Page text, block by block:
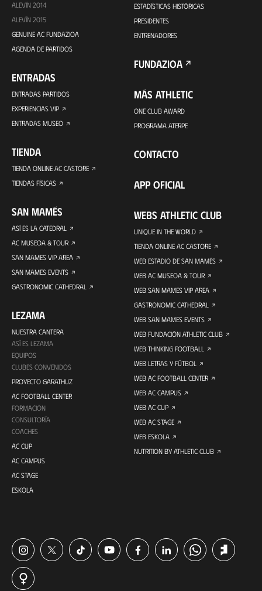
ALEVÍN 2014
ALEVÍN 2015
GENUINE AC FUNDAZIOA
AGENDA DE PARTIDOS
ENTRADAS
ENTRADAS PARTIDOS
EXPERIENCIAS VIP
ENTRADAS MUSEO
TIENDA
TIENDA ONLINE AC CASTORE
TIENDAS FÍSICAS
SAN MAMÉS
ASÍ ES LA CATEDRAL
AC MUSEOA & TOUR
SAN MAMES VIP AREA
SAN MAMES EVENTS
GASTRONOMIC CATHEDRAL
LEZAMA
NUESTRA CANTERA
ASÍ ES LEZAMA
EQUIPOS
CLUBES CONVENIDOS
PROYECTO GARATHUZ
AC FOOTBALL CENTER
FORMACIÓN
CONSULTORÍA
COACHES
AC CUP
AC CAMPUS
AC STAGE
ESKOLA
ESTADÍSTICAS HISTÓRICAS
PRESIDENTES
ENTRENADORES
FUNDAZIOA
MÁS ATHLETIC
ONE CLUB AWARD
PROGRAMA ATERPE
CONTACTO
APP OFICIAL
WEBS ATHLETIC CLUB
UNIQUE IN THE WORLD
TIENDA ONLINE AC CASTORE
WEB ESTADIO DE SAN MAMÉS
WEB AC MUSEOA & TOUR
WEB SAN MAMES VIP AREA
GASTRONOMIC CATHEDRAL
WEB SAN MAMES EVENTS
WEB FUNDACIÓN ATHLETIC CLUB
WEB THINKING FOOTBALL
WEB LETRAS Y FÚTBOL
WEB AC FOOTBALL CENTER
WEB AC CAMPUS
WEB AC CUP
WEB AC STAGE
WEB ESKOLA
NUTRITION BY ATHLETIC CLUB